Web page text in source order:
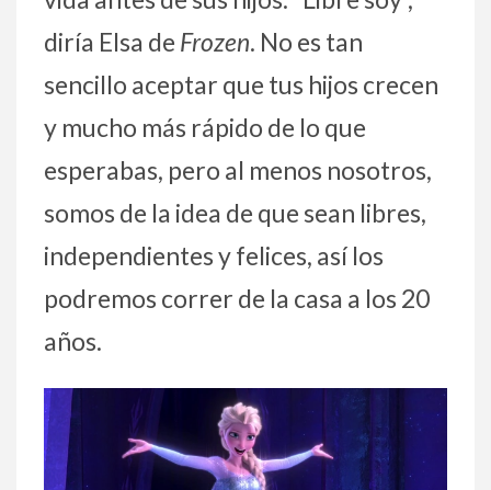
diría Elsa de Frozen. No es tan
sencillo aceptar que tus hijos crecen
y mucho más rápido de lo que
esperabas, pero al menos nosotros,
somos de la idea de que sean libres,
independientes y felices, así los
podremos correr de la casa a los 20
años.